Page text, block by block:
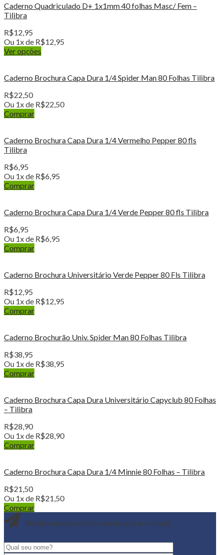
Caderno Quadriculado D+ 1x1mm 40 folhas Masc/ Fem –
Tilibra
R$12,95
Ou 1x de R$12,95
Ver opções
Caderno Brochura Capa Dura 1/4 Spider Man 80 Folhas Tilibra
R$22,50
Ou 1x de R$22,50
Comprar
Caderno Brochura Capa Dura 1/4 Vermelho Pepper 80 fls
Tilibra
R$6,95
Ou 1x de R$6,95
Comprar
Caderno Brochura Capa Dura 1/4 Verde Pepper 80 fls Tilibra
R$6,95
Ou 1x de R$6,95
Comprar
Caderno Brochura Universitário Verde Pepper 80 Fls Tilibra
R$12,95
Ou 1x de R$12,95
Comprar
Caderno Brochurão Univ. Spider Man 80 Folhas Tilibra
R$38,95
Ou 1x de R$38,95
Comprar
Caderno Brochura Capa Dura Universitário Capyclub 80 Folhas
– Tilibra
R$28,90
Ou 1x de R$28,90
Comprar
Caderno Brochura Capa Dura 1/4 Minnie 80 Folhas – Tilibra
R$21,50
Ou 1x de R$21,50
Comprar
Receba nossas ofertas exclusivas por email: